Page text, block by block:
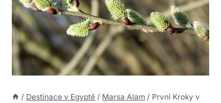
/ Destinace v Egyptě / Marsa Alam / První Kroky v